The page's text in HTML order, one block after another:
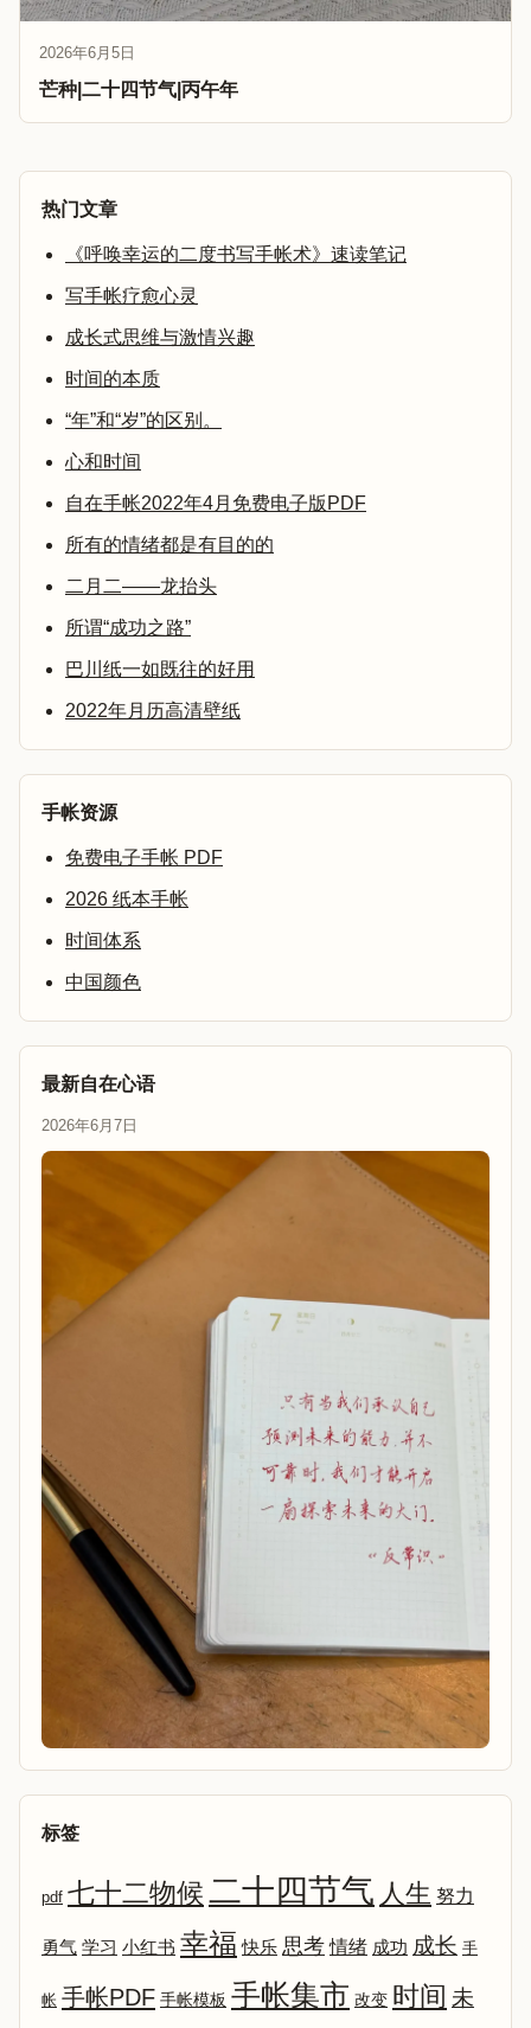
2026年6月5日
芒种|二十四节气|丙午年
热门文章
《呼唤幸运的二度书写手帐术》速读笔记
写手帐疗愈心灵
成长式思维与激情兴趣
时间的本质
“年”和“岁”的区别。
心和时间
自在手帐2022年4月免费电子版PDF
所有的情绪都是有目的的
二月二——龙抬头
所谓“成功之路”
巴川纸一如既往的好用
2022年月历高清壁纸
手帐资源
免费电子手帐 PDF
2026 纸本手帐
时间体系
中国颜色
最新自在心语
2026年6月7日
标签
pdf 七十二物候二十四节气 人生 努力
勇气 学习 小红书 幸福 快乐 思考 情绪 成功 成长 手
帐 手帐PDF 手帐模板 手帐集市 改变 时间 未